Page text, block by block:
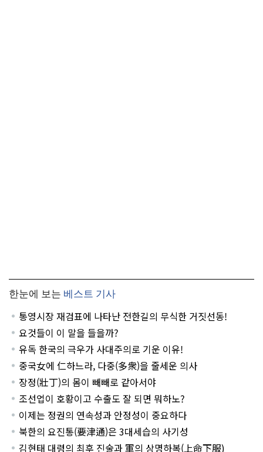
한눈에 보는 베스트 기사
통영시장 재검표에 나타난 전한길의 무식한 거짓선동!
요것들이 이 말을 들을까?
유독 한국의 극우가 사대주의로 기운 이유!
중국女에 仁하느라, 다중(多衆)을 줄세운 의사
장정(壯丁)의 몸이 빼빼로 같아서야
조선업이 호황이고 수출도 잘 되면 뭐하노?
이제는 정권의 연속성과 안정성이 중요하다
북한의 요진통(要津通)은 3대세습의 사기성
김현태 대령의 최후 진술과 軍의 상명하복(上命下服)